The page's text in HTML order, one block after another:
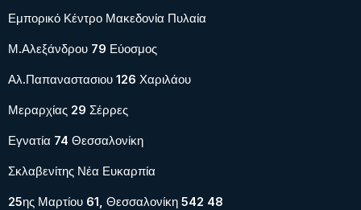
Εμπορικό Κέντρο Μακεδονία Πυλαία
Μ.Αλεξάνδρου 79 Εύοσμος
Αλ.Παπαναστασιου 126 Χαριλάου
Μεραρχίας 29 Σέρρες
Εγνατία 74 Θεσσαλονίκη
Σκλαβενίτης Νέα Ευκαρπία
25ης Μαρτίου 61, Θεσσαλονίκη 542 48